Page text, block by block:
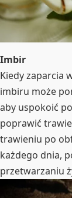
Imbir
Kiedy zaparcia
imbiru może
aby uspokoić
poprawić
trawieniu po
każdego dnia,
przetwarzaniu